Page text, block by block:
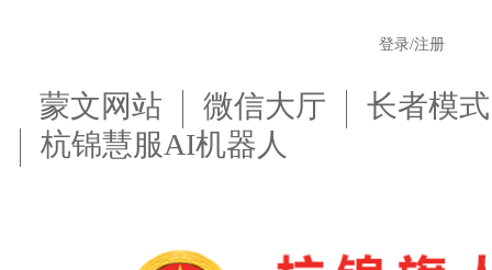
登录/注册
蒙文网站 微信大厅
长者模式
杭锦慧服AI机器人